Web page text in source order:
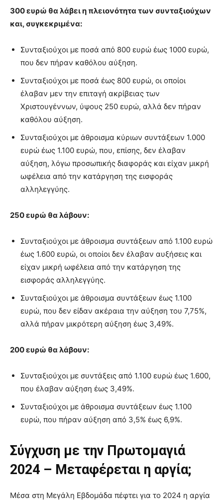
300 ευρώ θα λάβει η πλειονότητα των συνταξιούχων
και, συγκεκριμένα:
Συνταξιούχοι με ποσά από 800 ευρώ έως 1000 ευρώ,
που δεν πήραν καθόλου αύξηση.
Συνταξιούχοι με ποσά έως 800 ευρώ, οι οποίοι
έλαβαν μεν την επιταγή ακρίβειας των
Χριστουγέννων, ύψους 250 ευρώ, αλλά δεν πήραν
καθόλου αύξηση.
Συνταξιούχοι με άθροισμα κύριων συντάξεων 1.000
ευρώ έως 1.100 ευρώ, που, επίσης, δεν έλαβαν
αύξηση, λόγω προσωπικής διαφοράς και είχαν μικρή
ωφέλεια από την κατάργηση της εισφοράς
αλληλεγγύης.
250 ευρώ θα λάβουν:
Συνταξιούχοι με άθροισμα συντάξεων από 1.100 ευρώ
έως 1.600 ευρώ, οι οποίοι δεν έλαβαν αυξήσεις και
είχαν μικρή ωφέλεια από την κατάργηση της
εισφοράς αλληλεγγύης.
Συνταξιούχοι με άθροισμα συντάξεων έως 1.100
ευρώ, που δεν είδαν ακέραια την αύξηση του 7,75%,
αλλά πήραν μικρότερη αύξηση έως 3,49%.
200 ευρώ θα λάβουν:
Συνταξιούχοι με συντάξεις από 1.100 ευρώ έως 1.600,
που έλαβαν αύξηση έως 3,49%.
Συνταξιούχοι με άθροισμα συντάξεων έως 1.100
ευρώ, που πήραν αύξηση από 3,5% έως 6,9%.
Σύγχυση με την Πρωτομαγιά
2024 – Μεταφέρεται η αργία;
Μέσα στη Μεγάλη Εβδομάδα πέφτει για το 2024 η αργία